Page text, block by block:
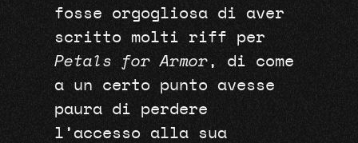
fosse orgogliosa di aver
scritto molti riff per
Petals for Armor , di come
a un certo punto avesse
paura di perdere
l’accesso alla sua